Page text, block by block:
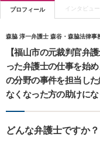
プロフィール インタビュー
森脇 淳一弁護士 森谷・森脇法律事
【福山市の元裁判官弁
った弁護士の仕事を始
の分野の事件を担当し
なくなった方の助けにな
どんな弁護士ですか？